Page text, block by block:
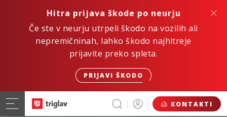
Hitra prijava škode po neurju
Če ste v neurju utrpeli škodo na vozilih ali
nepremičninah, lahko škodo najhitreje
prijavite preko spleta.
PRIJAVI ŠKODO
KONTAKTI